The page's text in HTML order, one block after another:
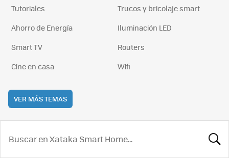
Tutoriales
Trucos y bricolaje smart
Ahorro de Energía
Iluminación LED
Smart TV
Routers
Cine en casa
Wifi
VER MÁS TEMAS